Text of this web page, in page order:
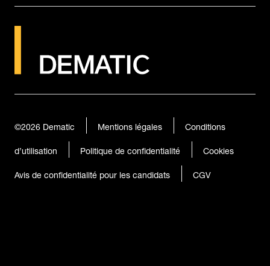
©2026Dematic Mentions légales
Conditions
d’utilisation
Politique de confidentialité
Cookies
Avis de confidentialité pour les candidats
CGV